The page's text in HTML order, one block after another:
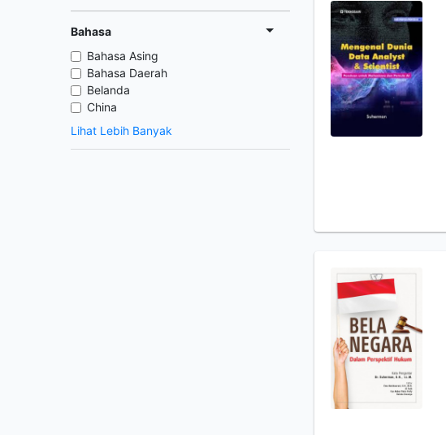
Bahasa
Bahasa Asing
Bahasa Daerah
Belanda
China
Lihat Lebih Banyak